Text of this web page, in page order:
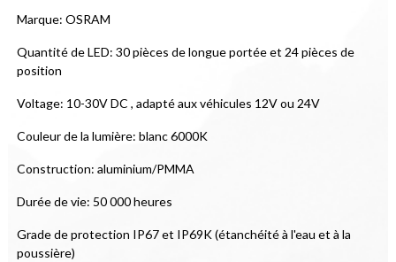
Marque: OSRAM
Quantité de LED: 30 pièces de longue portée et 24 pièces de
position
Voltage: 10-30V DC , adapté aux véhicules 12V ou 24V
Couleur de la lumière: blanc 6000K
Construction: aluminium/PMMA
Durée de vie: 50 000 heures
Grade de protection IP67 et IP69K (étanchéité à l'eau et à la
poussière)